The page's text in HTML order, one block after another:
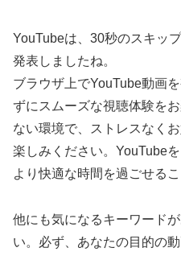
YouTubeは、30秒のスキッ
発表しましたね。
ブラウザ上でYouTube動画
ずにスムーズな視聴体験を
ない環境で、ストレスなく
楽しみください。YouTube
より快適な時間を過ごせる
他にも気になるキーワード
い。必ず、あなたの目的